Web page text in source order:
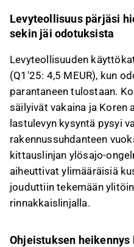
Levyteollisuus pärjäsi
sekin jäi odotuksista
Levyteollisuuden
(Q1'25: 4,5 MEUR), kun
parantaneen tulostaan.
säilyivät vakaina ja Koren
lastulevyn kysyntä pysyi
rakennussuhdanteen
kittauslinjan ylösajo-
aiheuttivat ylimääräisiä
jouduttiin tekemään
rinnakkaislinjalla.
Ohjeistuksen